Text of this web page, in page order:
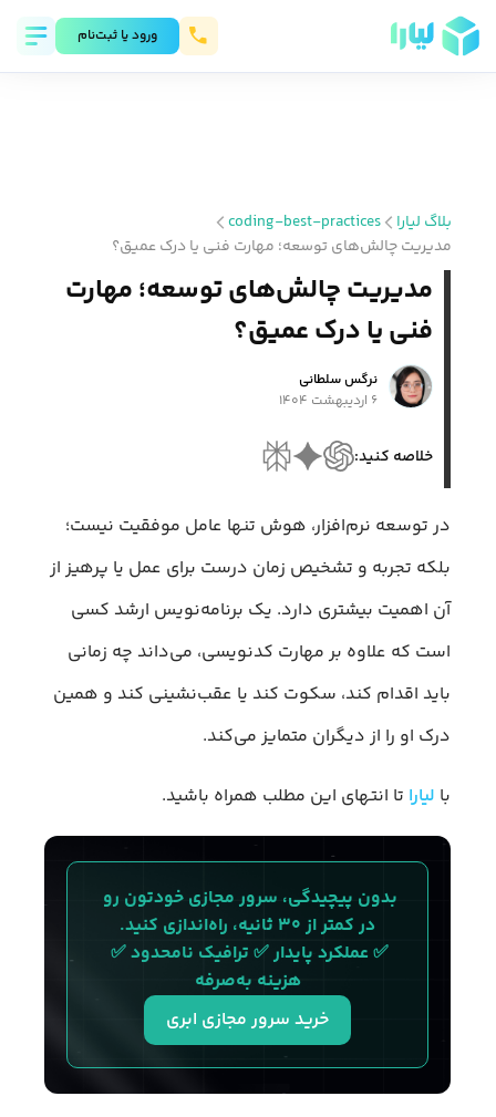
ورود يا ثبت‌نام
بلاگ لیارا
coding-best-practices
مدیریت چالش‌های توسعه؛ مهارت فنی یا درک عمیق؟
مدیریت چالش‌های توسعه؛ مهارت
فنی یا درک عمیق؟
نرگس سلطانی
۶ اردیبهشت ۱۴۰۴
خلاصه کنید:
در توسعه نرم‌افزار، هوش تنها عامل موفقیت نیست؛
بلکه تجربه و تشخیص زمان درست برای عمل یا پرهیز از
آن اهمیت بیشتری دارد. یک برنامه‌نویس ارشد کسی
است که علاوه بر مهارت کدنویسی، می‌داند چه زمانی
باید اقدام کند، سکوت کند یا عقب‌نشینی کند و همین
درک او را از دیگران متمایز می‌کند.
با لیارا تا انتهای این مطلب همراه باشید.
بدون پیچیدگی، سرور مجازی خودتون رو
در کمتر از ۳۰ ثانیه، راه‌اندازی کنید.
✅ عملکرد پایدار ✅ ترافیک نامحدود ✅
هزینه به‌صرفه
خرید سرور مجازی ابری